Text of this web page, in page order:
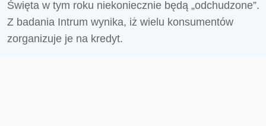
Święta w tym roku niekoniecznie będą „odchudzone”.
Z badania Intrum wynika, iż wielu konsumentów
zorganizuje je na kredyt.